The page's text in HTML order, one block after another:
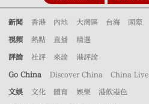
新聞 香港 內地 大灣區 台海 國際
視頻 熱點 直播 精選
評論 社評 來論 港評論
Go China Discover China China Live
文娛 文化 體育 娛樂 港飲港色